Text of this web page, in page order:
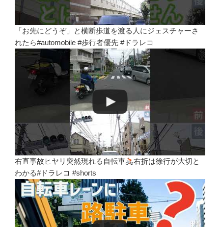
「お先にどうぞ」と横断歩道を渡る人にジェスチャーさ
れたら#automobile #歩行者優先 #ドラレコ
右直事故ヒヤリ突然現れる自転車
右折は徐行が大切と
わかる#ドラレコ #shorts